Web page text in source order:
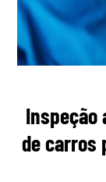
Inspeção
de carros